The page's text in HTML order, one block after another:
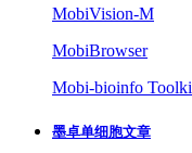
MobiVision-M
MobiBrowser
Mobi-bioinfo
墨卓单细胞文章